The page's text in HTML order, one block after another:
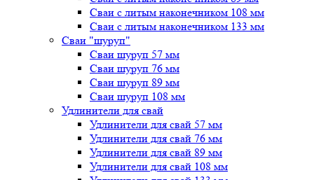
Сваи с литым наконечником 108 мм
Сваи с литым наконечником 133 мм
Сваи "шуруп"
Сваи шуруп 57 мм
Сваи шуруп 76 мм
Сваи шуруп 89 мм
Сваи шуруп 108 мм
Удлинители для свай
Удлинители для свай 57 мм
Удлинители для свай 76 мм
Удлинители для свай 89 мм
Удлинители для свай 108 мм